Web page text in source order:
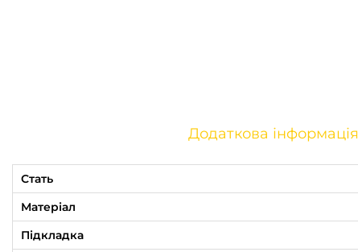
Додаткова інформація
Стать
Матеріал
Підкладка